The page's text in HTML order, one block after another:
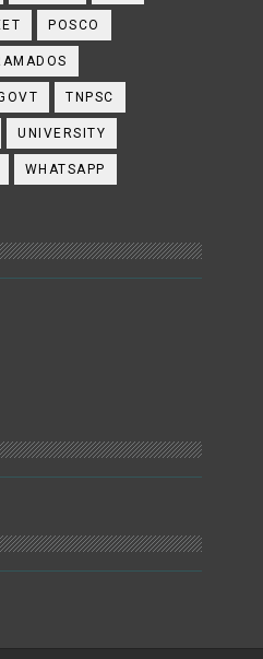
POSCO
TNPSC
UNIVERSITY
WHATSAPP